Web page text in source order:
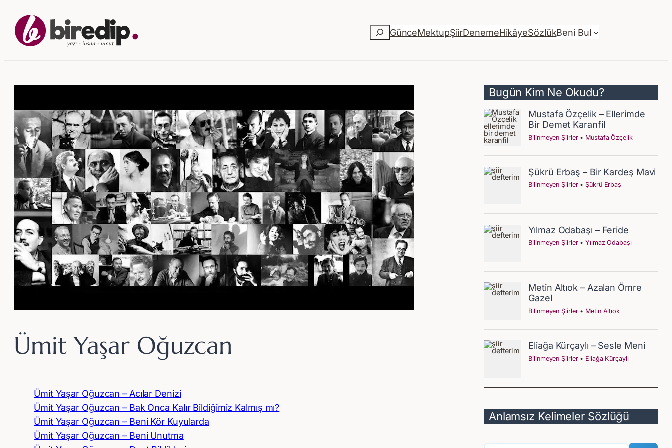
geç
Ara GünceMektupŞiirDenemeHikâyeSözlükBeni Bul
Ümit Yaşar Oğuzcan
Ümit Yaşar Oğuzcan – Acılar Denizi
Ümit Yaşar Oğuzcan – Bak Onca Kalır Bildiğimiz Kalmış mı?
Ümit Yaşar Oğuzcan – Beni Kör Kuyularda
Ümit Yaşar Oğuzcan – Beni Unutma
Bugün Kim Ne Okudu?
Anlamsız Kelimeler Sözlüğü